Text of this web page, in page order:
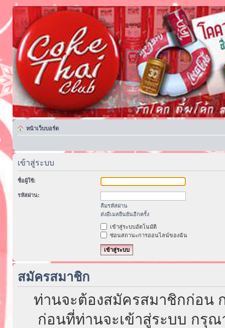
หน้าเว็บบอร์ด
เข้าสู่ระบบ
ชื่อผู้ใช้:
รหัสผ่าน:
ลืมรหัสผ่าน
ส่งอีเมลยืนยันอีกครั้ง
เข้าสู่ระบบอัตโนมัติ
ซ่อนสถานะการออนไลน์ของฉัน
สมัครสมาชิก
ท่านจะต้องสมัครสมาชิกก่อน
ก่อนที่ท่านจะเข้าสู่ระบบ กรุณ